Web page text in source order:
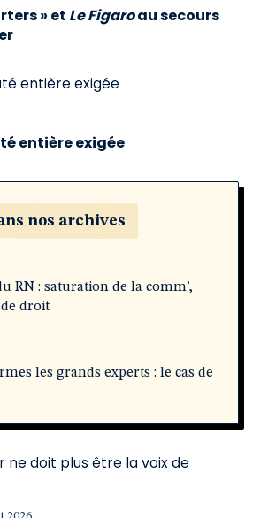
» et Le Figaroau secours
entière exigée
nos archives
RN : saturation de la comm’,
de droit
les grands experts : le cas de